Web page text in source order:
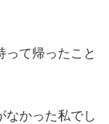
って帰ったこと
なかった私でし